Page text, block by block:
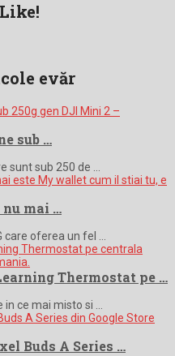
evăr
sub …
sunt sub 250 de …
mai …
oferea un fel …
Thermostat pe …
in ce mai misto si …
Buds A Series …